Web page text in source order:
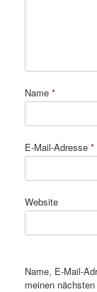
Name *
E-Mail-Adresse *
Website
Name, E-Mail-
meinen